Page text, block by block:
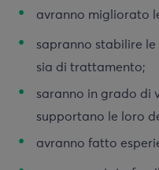
avranno migliorato
sapranno stabilire
sia di trattamento;
saranno in grado di
supportano le loro
avranno fatto